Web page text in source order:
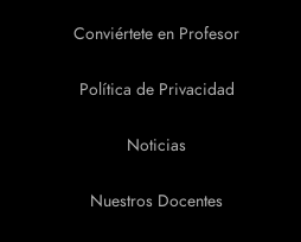
Conviértete en Profesor
Política de Privacidad
Noticias
Nuestros Docentes